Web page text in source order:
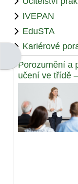
Otevřít panel bloku
IVEPAN
EduSTA
Kariérové
Porozumění a
učení ve třídě